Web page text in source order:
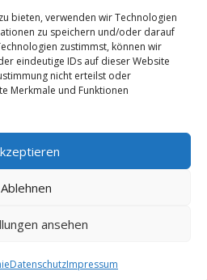
bieten, verwenden wir Technologien
zu speichern und/oder darauf
zustimmst, können wir
eindeutige IDs auf dieser Website
nicht erteilst oder
Merkmale und Funktionen
Ablehnen
ansehen
DatenschutzImpressum
angebotenen
König:
Absicherungen inklusive
- Versicherung in der Nähe |
8.8.2026